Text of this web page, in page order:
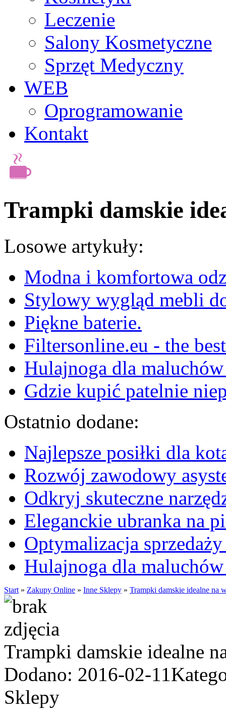
Leczenie
Salony Kosmetyczne
Sprzęt Medyczny
WEB
Oprogramowanie
Kontakt
Trampki damskie
Losowe artykuły:
Modna i komfortowa
Stylowy wygląd mebli
Piękne baterie.
Filtersonline.eu - the
Hulajnoga dla maluchów
Gdzie kupić patelnie
Ostatnio dodane:
Najlepsze posiłki dla
Rozwój zawodowy
Odkryj skuteczne
Eleganckie ubranka na
Optymalizacja
Hulajnoga dla maluchów
Start » Zakupy Online » Inne Sklepy » Trampki damskie idealne na
Trampki damskie idealne
Dodano: 2016-02-11
Sklepy